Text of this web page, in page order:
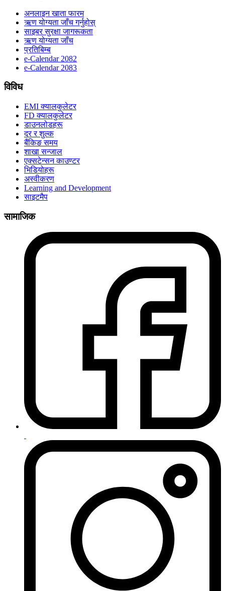
अनलाइन खाता फारम
ऋण योग्यता जाँच गर्नुहोस्
साइबर सुरक्षा जागरूकता
ऋण योग्यता जाँच
प्रतिबिम्ब
e-Calendar 2082
e-Calendar 2083
विविध
EMI क्यालकुलेटर
FD क्यालकुलेटर
डाउनलोडहरू
दर र शुल्क
बैंकिङ समय
शाखा सन्जाल
एक्सटेन्सन काउण्टर
भिडियोहरू
अस्वीकरण
Learning and Development
साइटमैप
सामाजिक